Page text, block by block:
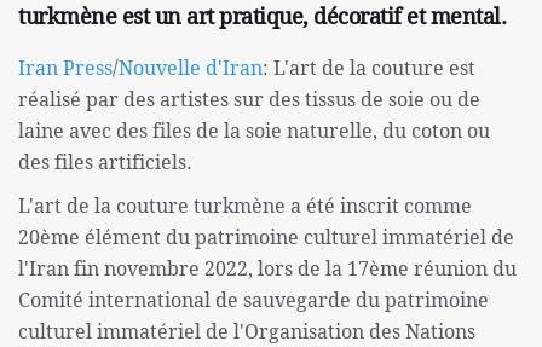
turkmène est un art pratique, décoratif et mental.
Iran Press/Nouvelle d'Iran: L'art de la couture est
réalisé par des artistes sur des tissus de soie ou de
laine avec des files de la soie naturelle, du coton ou
des files artificiels.
L'art de la couture turkmène a été inscrit comme
20ème élément du patrimoine culturel immatériel de
l'Iran fin novembre 2022, lors de la 17ème réunion du
Comité international de sauvegarde du patrimoine
culturel immatériel de l'Organisation des Nations